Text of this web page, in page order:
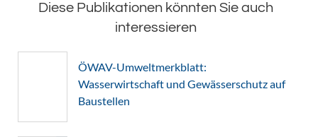
Diese Publikationen könnten Sie auch
interessieren
ÖWAV-Umweltmerkblatt:
Wasserwirtschaft und Gewässerschutz auf
Baustellen